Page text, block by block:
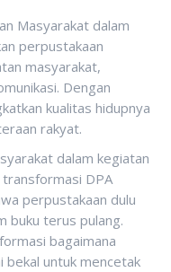
Masyarakat dalam
perpustakaan
masyarakat,
Dengan
kualitas hidupnya
rakyat.
dalam kegiatan
DPA
perpustakaan dulu
buku terus pulang.
bagaimana
bekal untuk mencetak